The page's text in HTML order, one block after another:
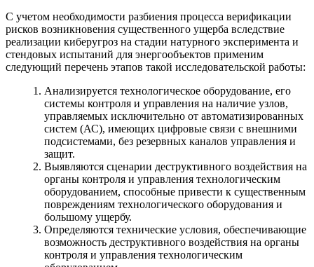
С учетом необходимости разбиения процесса верификации
рисков возникновения существенного ущерба вследствие
реализации киберугроз на стадии натурного эксперимента и
стендовых испытаний для энергообъектов применим
следующий перечень этапов такой исследовательской работы:
Анализируется технологическое оборудование, его
системы контроля и управления на наличие узлов,
управляемых исключительно от автоматизированных
систем (АС), имеющих цифровые связи с внешними
подсистемами, без резервных каналов управления и
защит.
Выявляются сценарии деструктивного воздействия на
органы контроля и управления технологическим
оборудованием, способные привести к существенным
повреждениям технологического оборудования и
большому ущербу.
Определяются технические условия, обеспечивающие
возможность деструктивного воздействия на органы
контроля и управления технологическим